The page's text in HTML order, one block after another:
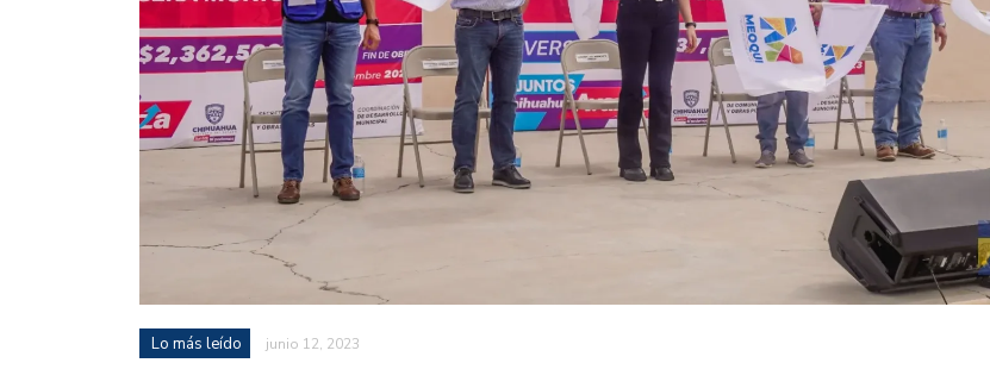
Lo más leído junio 12, 2023